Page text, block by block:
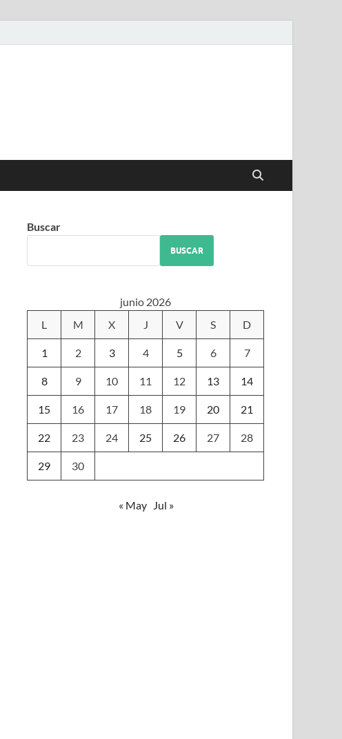
Buscar
BUSCAR
junio 2026
L
M X J V S D
1 2 3 4 5 6 7
8 9 10 11 12 13 14
15 16 17 18 19 20 21
22 23 24 25 26 27 28
29 30
« May Jul »